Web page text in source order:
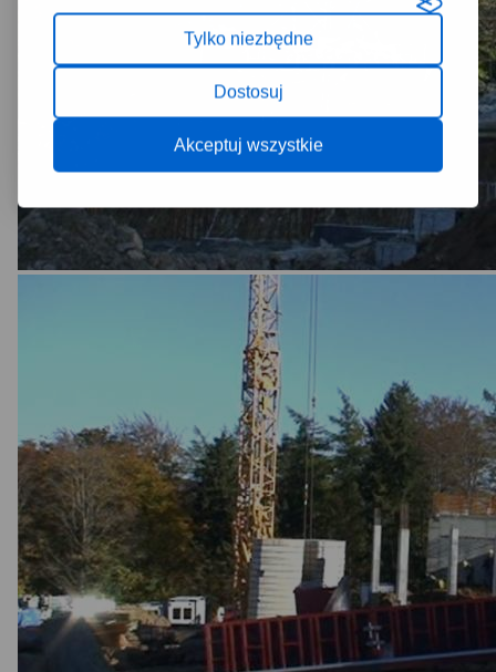
Tylko niezbędne
Dostosuj
Akceptuj wszystkie